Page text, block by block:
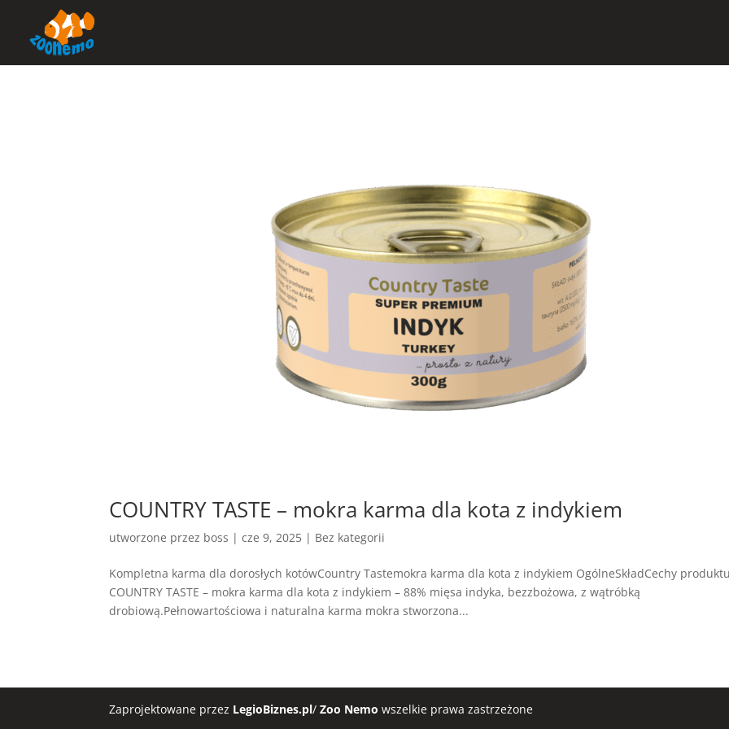
COUNTRY TASTE – mokra karma dla kota z indykiem
utworzone przez boss |cze 9, 2025 | Bez kategorii
Kompletna karma dla dorosłych kotówCountry Tastemokra karma dla kota z indykiem OgólneSkładCechy
COUNTRY TASTE – mokra karma dla kota z indykiem – 88% mięsa indyka, bezzbożowa, z wątróbką
drobiową.Pełnowartościowa i naturalna karma mokra stworzona...
Zaprojektowane przez LegioBiznes.pl/Zoo Nemo wszelkie prawa zastrzeżone